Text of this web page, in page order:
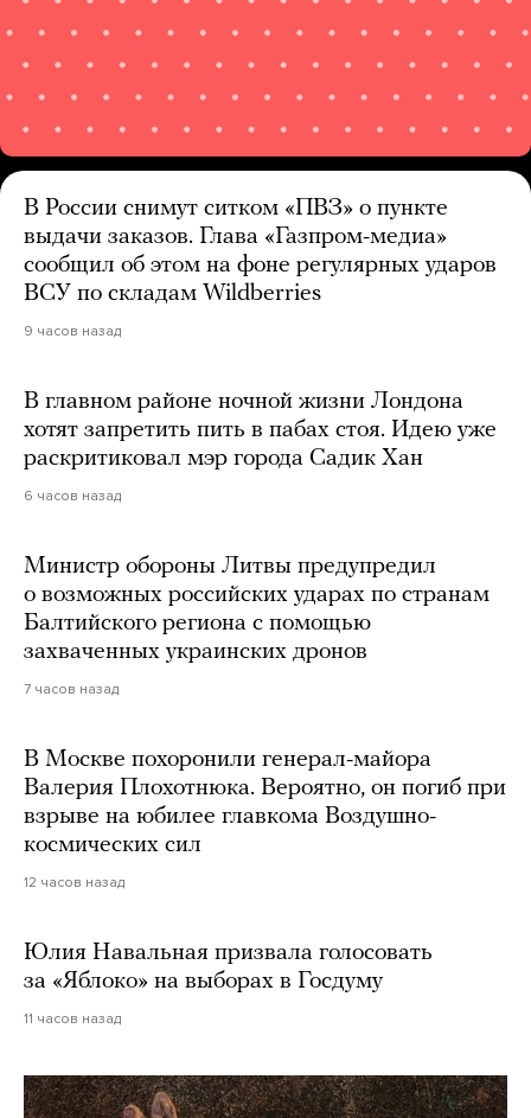
В России снимут ситком «ПВЗ» о пункте
выдачи заказов. Глава «Газпром-медиа»
сообщил об этом на фоне регулярных ударов
ВСУ по складам Wildberries
9 часов назад
В главном районе ночной жизни Лондона
хотят запретить пить в пабах стоя. Идею уже
раскритиковал мэр города Садик Хан
6 часов назад
Министр обороны Литвы предупредил
о возможных российских ударах по странам
Балтийского региона с помощью
захваченных украинских дронов
7 часов назад
В Москве похоронили генерал-майора
Валерия Плохотнюка. Вероятно, он погиб при
взрыве на юбилее главкома Воздушно-
космических сил
12 часов назад
Юлия Навальная призвала голосовать
за «Яблоко» на выборах в Госдуму
11 часов назад